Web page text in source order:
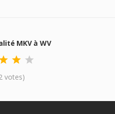
MKV à WV
votes)